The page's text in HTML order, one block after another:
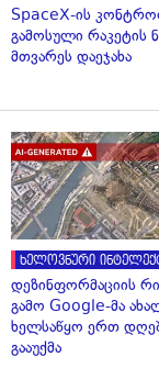
SpaceX-ის
გამოსული რაკეტის
მთვარეს დაეჯახა
ხელოვნური
დეზინფორმაციის
გამო Google-მა
ხელსაწყო ერთ
გააუქმა